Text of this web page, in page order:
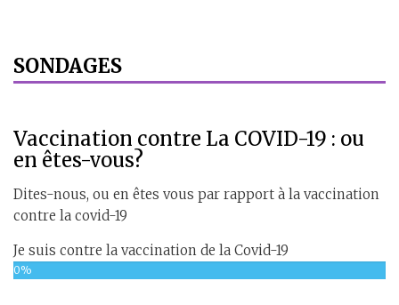
SONDAGES
Vaccination contre La COVID-19 : ou
en êtes-vous?
Dites-nous, ou en êtes vous par rapport à la vaccination
contre la covid-19
Je suis contre la vaccination de la Covid-19
0%